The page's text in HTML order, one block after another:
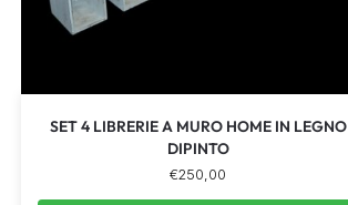
SET 4 LIBRERIE A MURO HOME IN LEGNO
DIPINTO
€250,00